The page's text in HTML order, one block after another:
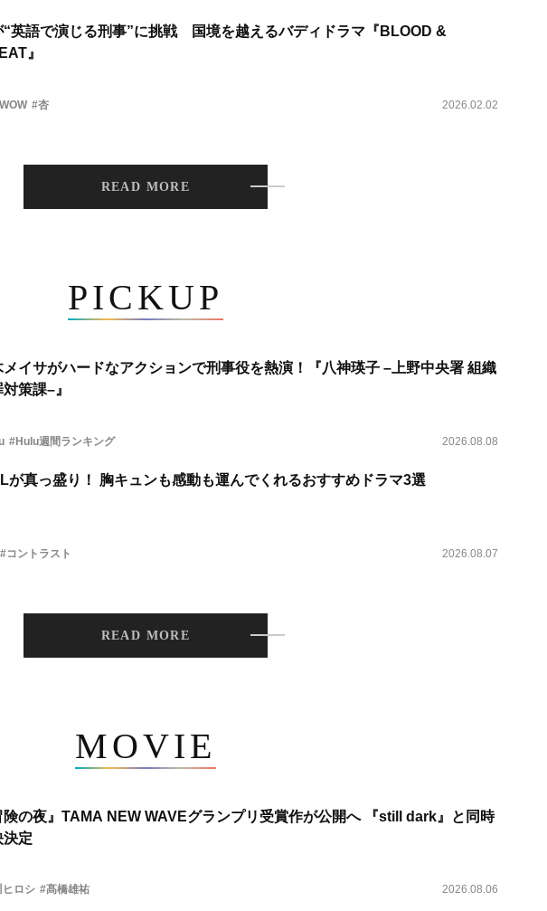
“英語で演じる刑事”に挑戦 国境を越えるバディドラマ『BLOOD &
』
#杏 2026.02.02
READ MORE
PICKUP
メイサがハードなアクションで刑事役を熱演！『八神瑛子 –上野中央署 組織
策課–』
#Hulu週間ランキング 2026.08.08
が真っ盛り！ 胸キュンも感動も運んでくれるおすすめドラマ3選
#コントラスト 2026.08.07
READ MORE
MOVIE
険の夜』TAMA NEW WAVEグランプリ受賞作が公開へ 『still dark』と同時
決定
ヒロシ #髙橋雄祐 2026.08.06